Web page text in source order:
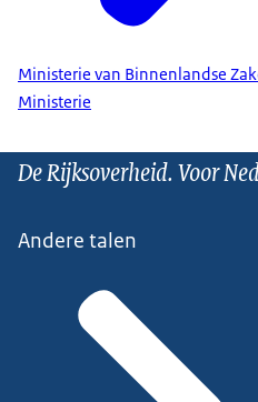
Ministerie van Binnenlandse
Ministerie
De Rijksoverheid. Voor
Andere talen